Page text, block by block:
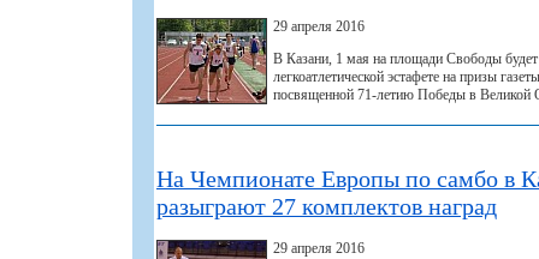
29 апреля 2016
В Казани, 1 мая на площади Свободы будет
легкоатлетической эстафете на призы
посвященной 71-летию Победы в Великой
На Чемпионате Европы по самбо в
разыграют 27 комплектов наград
29 апреля 2016